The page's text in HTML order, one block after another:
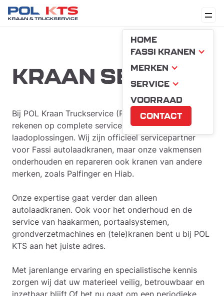
HOME
FASSI KRANEN
MERKEN
SERVICE
VOORRAAD
CONTACT
KRAAN SERVICE
Bij POL Kraan Truckservice (POL KTS) kunt u
rekenen op complete service voor al uw hijs- en
laadoplossingen. Wij zijn officieel servicepartner
voor Fassi autolaadkranen, maar onze vakmensen
onderhouden en repareren ook kranen van andere
merken, zoals Palfinger en Hiab.
Onze expertise gaat verder dan alleen
autolaadkranen. Ook voor het onderhoud en de
service van haakarmen, portaalsystemen,
grondverzetmachines en (tele)kranen bent u bij POL
KTS aan het juiste adres.
Met jarenlange ervaring en specialistische kennis
zorgen wij dat uw materieel veilig, betrouwbaar en
inzetbaar blijft.Of het nu gaat om een periodieke